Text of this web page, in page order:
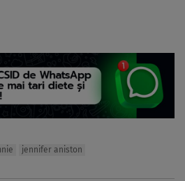
jennifer aniston